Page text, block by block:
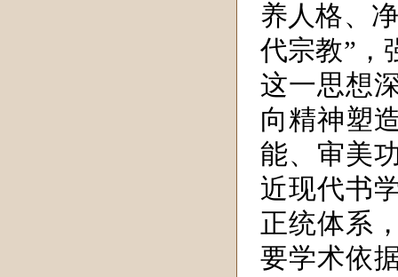
养人格、
代宗教”，
这一思想
向精神塑
能、审美
近现代书
正统体系
要学术依